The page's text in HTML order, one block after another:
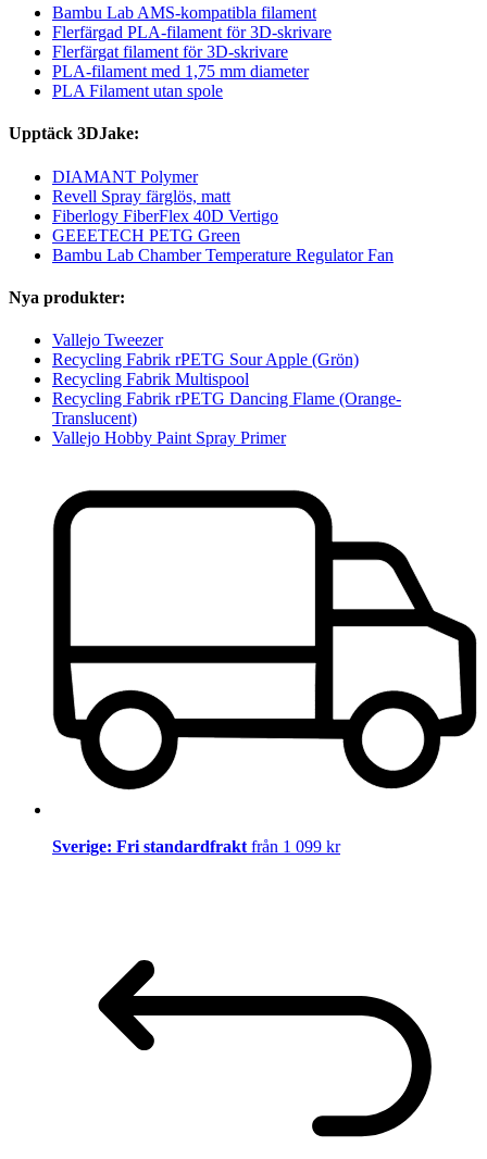
Bambu Lab AMS-kompatibla filament
Flerfärgad PLA-filament för 3D-skrivare
Flerfärgat filament för 3D-skrivare
PLA-filament med 1,75 mm diameter
PLA Filament utan spole
Upptäck 3DJake:
DIAMANT Polymer
Revell Spray färglös, matt
Fiberlogy FiberFlex 40D Vertigo
GEEETECH PETG Green
Bambu Lab Chamber Temperature Regulator Fan
Nya produkter:
Vallejo Tweezer
Recycling Fabrik rPETG Sour Apple (Grön)
Recycling Fabrik Multispool
Recycling Fabrik rPETG Dancing Flame (Orange-
Translucent)
Vallejo Hobby Paint Spray Primer
Sverige: Fri standardfrakt från 1 099 kr